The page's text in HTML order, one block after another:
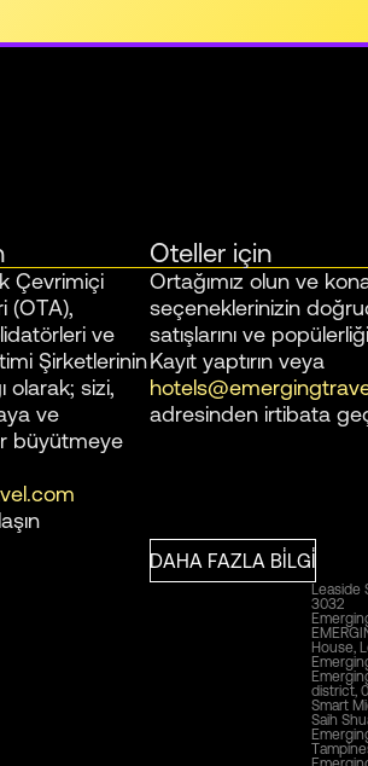
Çevrimiçi
(OTA),
ve
Şirketlerinin
olarak; sizi,
ve
büyütmeye
Oteller için
Ortağımız olun ve
seçeneklerinizin
satışlarını ve
Kayıt yaptırın veya
adresinden irtibata
DAHA FAZLA BİLGİ
Leaside
3032
House,
district,
Smart
Saih